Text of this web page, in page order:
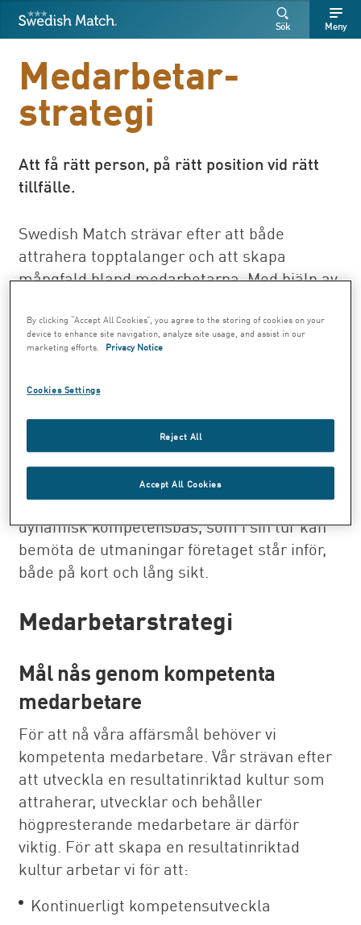
Sök
Fritext
Fritext SÖK
Swedish Match Meny
Sök
Medarbetar­
strategi
Att få rätt person, på rätt position vid rätt
tillfälle.
Swedish Match strävar efter att både
attrahera topptalanger och att skapa
mångfald bland medarbetarna. Med hjälp av
idéer drivs företaget framåt. Vi fokuserar på
att vara den mest attraktiva arbets­givaren
Swedish Match använder en rad arbetssätt
talangerna, bland annat med insatser inom
Employer Branding och interna
talangprogram. Rekryteringen av
topptalanger genererar en ytterst stark och
dynamisk kompetensbas, som i sin tur kan
bemöta de utmaningar företaget står inför,
både på kort och lång sikt.
Medarbetarstrategi
Mål nås genom kompetenta
medarbetare
För att nå våra affärsmål behöver vi
kompetenta medarbetare. Vår strävan efter
att utveckla en resultatinriktad kultur som
attraherar, utvecklar och behåller
högpresterande medarbetare är därför
viktig. För att skapa en resultatinriktad
kultur arbetar vi för att:
Kontinuerligt kompetensutveckla
By clicking “Accept All Cookies”, you agree to the storing of cookies on your
device to enhance site navigation, analyze site usage, and assist in our
marketing efforts. Privacy Notice
Cookies Settings
Reject All
Accept All Cookies